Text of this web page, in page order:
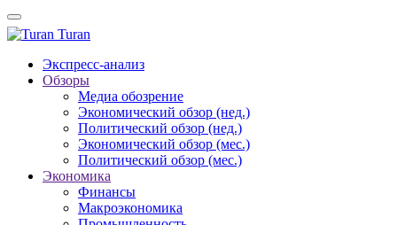
Turan
Экспресс-анализ
Обзоры
Медиа обозрение
Экономический обзор (нед.)
Политический обзор (нед.)
Экономический обзор (мес.)
Политический обзор (мес.)
Экономика
Финансы
Макроэкономика